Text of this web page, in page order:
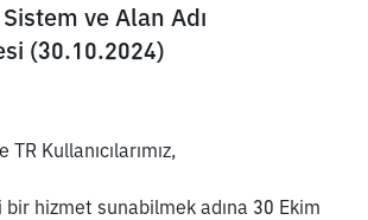
ve Alan Adı
(30.10.2024)
Kullanıcılarımız,
bir hizmet sunabilmek adına 30 Ekim